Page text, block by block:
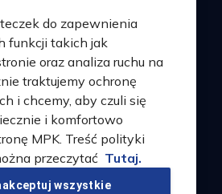
Komunikacyjne S.A.
070
12 19 285
do zapewnienia
funkcji takich jak
oraz analiza ruchu na
traktujemy ochronę
i chcemy, aby czuli się
i komfortowo
MPK. Treść polityki
przeczytać Tutaj.
wszystkie